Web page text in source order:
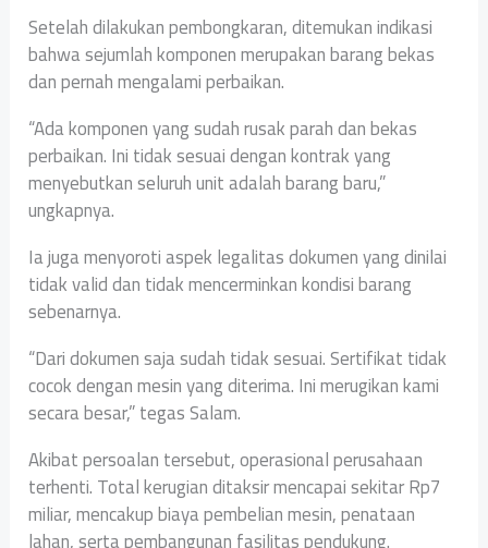
Setelah dilakukan pembongkaran, ditemukan indikasi
bahwa sejumlah komponen merupakan barang bekas
dan pernah mengalami perbaikan.
“Ada komponen yang sudah rusak parah dan bekas
perbaikan. Ini tidak sesuai dengan kontrak yang
menyebutkan seluruh unit adalah barang baru,”
ungkapnya.
Ia juga menyoroti aspek legalitas dokumen yang dinilai
tidak valid dan tidak mencerminkan kondisi barang
sebenarnya.
“Dari dokumen saja sudah tidak sesuai. Sertifikat tidak
cocok dengan mesin yang diterima. Ini merugikan kami
secara besar,” tegas Salam.
Akibat persoalan tersebut, operasional perusahaan
terhenti. Total kerugian ditaksir mencapai sekitar Rp7
miliar, mencakup biaya pembelian mesin, penataan
lahan, serta pembangunan fasilitas pendukung.